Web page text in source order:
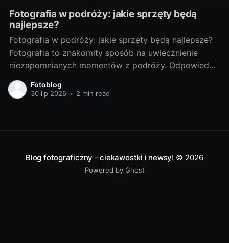
Fotografia w podróży: jakie sprzęty będą
najlepsze?
Fotografia w podróży: jakie sprzęty będą najlepsze?
Fotografia to znakomity sposób na uwiecznienie
niezapomnianych momentów z podróży. Odpowiedni
sprzęt fotograficzny to klucz do tworzenia
doskonałych zdjęć. Poniżej przedstawiam porady, jak
podróżnikaWybór sprzętu fotograficznego zależy od
Fotoblog
30 lip 2026 • 2 min read
Blog fotograficzny - ciekawostki i newsy! © 2026
Powered by Ghost